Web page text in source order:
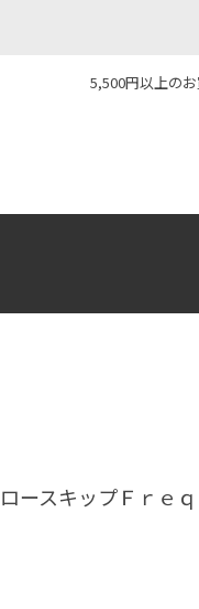
5,500円以上の
ースキップＦｒｅ